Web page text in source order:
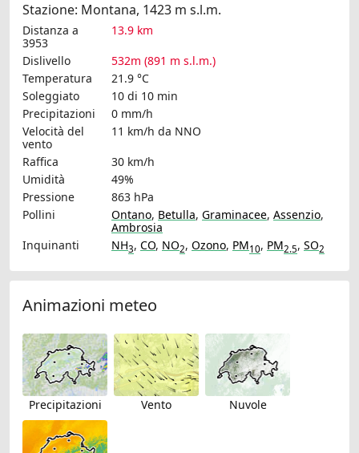
Stazione: Montana, 1423 m s.l.m.
Distanza a
3953
13.9 km
Dislivello
532m (891 m s.l.m.)
Temperatura
21.9 °C
Soleggiato
10 di 10 min
Precipitazioni
0 mm/h
Velocità del
vento
11 km/h da NNO
Raffica
30 km/h
Umidità
49%
Pressione
863 hPa
Pollini
Ontano, Betulla, Graminacee, Assenzio,
Ambrosia
Inquinanti
NH3, CO, NO2, Ozono, PM10, PM2.5, SO2
Animazioni meteo
Precipitazioni Vento Nuvole